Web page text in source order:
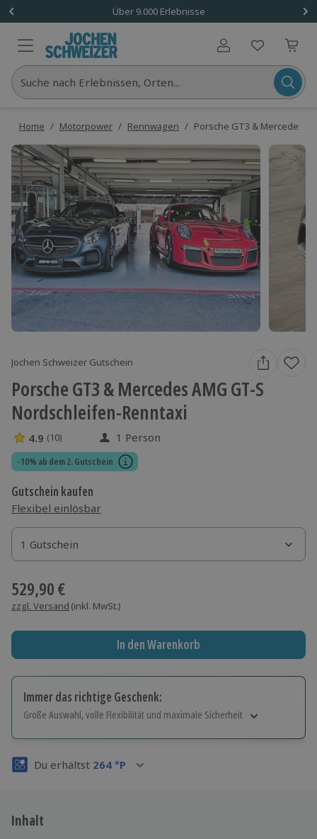
Über 9.000 Erlebnisse
Benutzerkonto
Suche nach Erlebnissen, Orten...
Home / Motorpower / Rennwagen / Porsche GT3 & Mercedes
Jochen Schweizer Gutschein
Porsche GT3 & Mercedes AMG GT-S
Nordschleifen-Renntaxi
4.9 Sterne von 5 aus 10 Bewertungen
4.9 (10) 1 Person
-10% ab dem 2. Gutschein
Gutschein kaufen
Flexibel einlösbar
1 Gutschein
1 Gutschein
1 Gutschein
529,90 €
zzgl. Versand (inkl. MwSt.)
In den Warenkorb
Immer das richtige Geschenk:
Große Auswahl, volle Flexibilität und maximale Sicherheit
Volle Flexibilität
3 Jahre gültig & verlängerbar.
Du erhältst 264 °P
Inhalt